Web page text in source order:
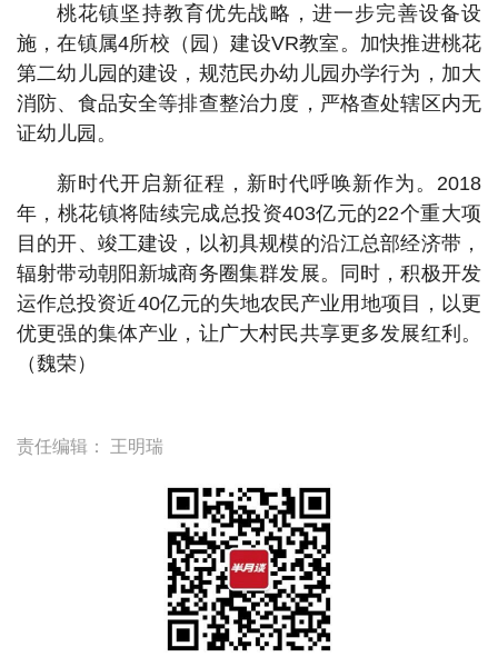
桃花镇坚持教育优先战略，进一步完善设备设
施，在镇属4所校（园）建设VR教室。加快推进桃花
第二幼儿园的建设，规范民办幼儿园办学行为，加大
消防、食品安全等排查整治力度，严格查处辖区内无
证幼儿园。
新时代开启新征程，新时代呼唤新作为。2018
年，桃花镇将陆续完成总投资403亿元的22个重大项
目的开、竣工建设，以初具规模的沿江总部经济带，
辐射带动朝阳新城商务圈集群发展。同时，积极开发
运作总投资近40亿元的失地农民产业用地项目，以更
优更强的集体产业，让广大村民共享更多发展红利。
（魏荣）
责任编辑： 王明瑞